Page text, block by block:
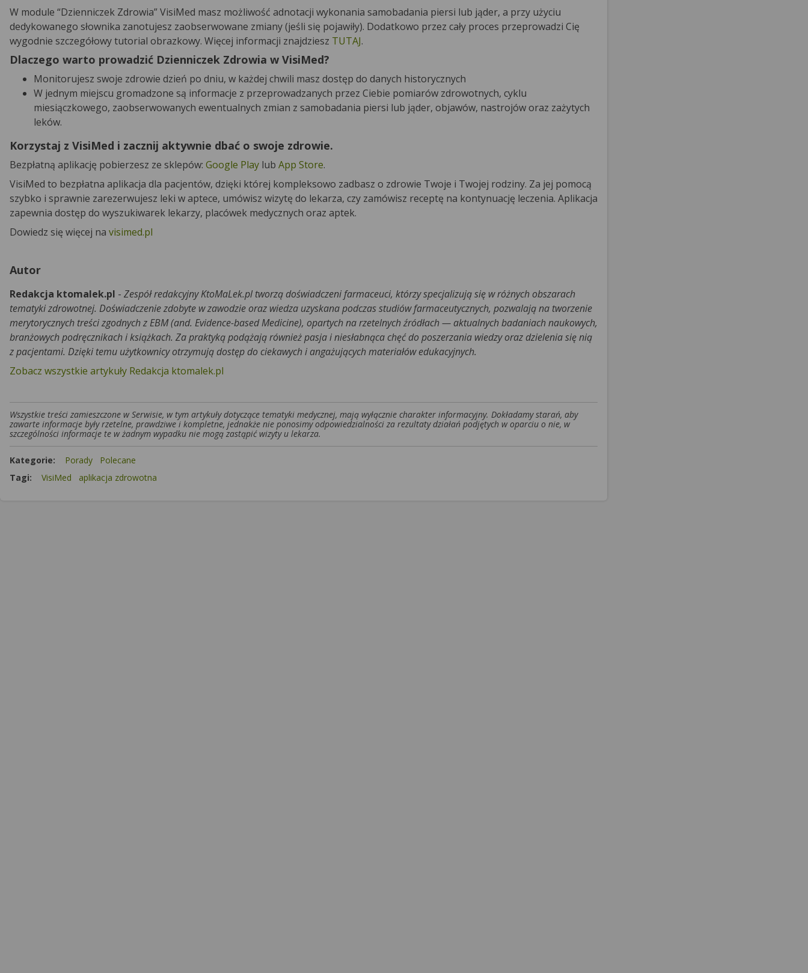
W module “Dzienniczek Zdrowia” VisiMed masz możliwość adnotacji wykonania samobadania piersi lub jąder, a przy użyciu
dedykowanego słownika zanotujesz zaobserwowane zmiany (jeśli się pojawiły). Dodatkowo przez cały proces przeprowadzi Cię
wygodnie szczegółowy tutorial obrazkowy. Więcej informacji znajdziesz TUTAJ.
Dlaczego warto prowadzić Dzienniczek Zdrowia w VisiMed?
Monitorujesz swoje zdrowie dzień po dniu, w każdej chwili masz dostęp do danych historycznych
W jednym miejscu gromadzone są informacje z przeprowadzanych przez Ciebie pomiarów zdrowotnych, cyklu
miesiączkowego, zaobserwowanych ewentualnych zmian z samobadania piersi lub jąder, objawów, nastrojów oraz zażytych
leków.
Korzystaj z VisiMed i zacznij aktywnie dbać o swoje zdrowie.
Bezpłatną aplikację pobierzesz ze sklepów: Google Play lub App Store.
VisiMed to bezpłatna aplikacja dla pacjentów, dzięki której kompleksowo zadbasz o zdrowie Twoje i Twojej rodziny. Za jej pomocą
szybko i sprawnie zarezerwujesz leki w aptece, umówisz wizytę do lekarza, czy zamówisz receptę na kontynuację leczenia. Aplikacja
zapewnia dostęp do wyszukiwarek lekarzy, placówek medycznych oraz aptek.
Dowiedz się więcej na visimed.pl
Autor
Redakcja ktomalek.pl - Zespół redakcyjny KtoMaLek.pl tworzą doświadczeni farmaceuci, którzy specjalizują się w różnych obszarach
tematyki zdrowotnej. Doświadczenie zdobyte w zawodzie oraz wiedza uzyskana podczas studiów farmaceutycznych, pozwalają na tworzenie
merytorycznych treści zgodnych z EBM (and. Evidence-based Medicine), opartych na rzetelnych źródłach — aktualnych badaniach naukowych,
branżowych podręcznikach i książkach. Za praktyką podążają również pasja i niesłabnąca chęć do poszerzania wiedzy oraz dzielenia się nią
z pacjentami. Dzięki temu użytkownicy otrzymują dostęp do ciekawych i angażujących materiałów edukacyjnych.
Zobacz wszystkie artykuły Redakcja ktomalek.pl
Wszystkie treści zamieszczone w Serwisie, w tym artykuły dotyczące tematyki medycznej, mają wyłącznie charakter informacyjny. Dokładamy starań, aby
zawarte informacje były rzetelne, prawdziwe i kompletne, jednakże nie ponosimy odpowiedzialności za rezultaty działań podjętych w oparciu o nie, w
szczególności informacje te w żadnym wypadku nie mogą zastąpić wizyty u lekarza.
Kategorie: Porady
Polecane
Tagi:
VisiMed aplikacja zdrowotna